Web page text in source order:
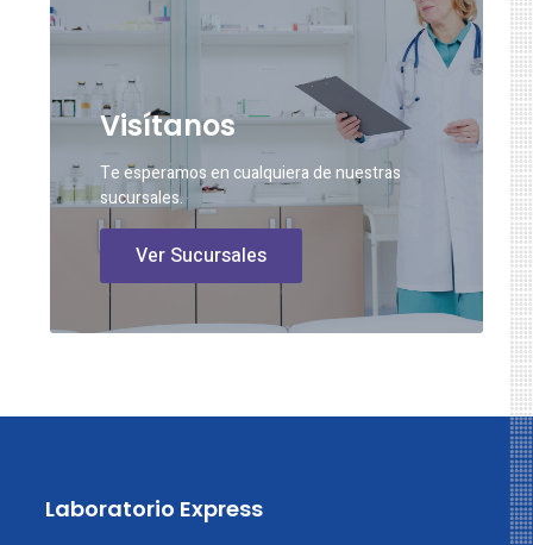
Visítanos
Te esperamos en cualquiera de nuestras
sucursales.
Ver Sucursales
Laboratorio Express